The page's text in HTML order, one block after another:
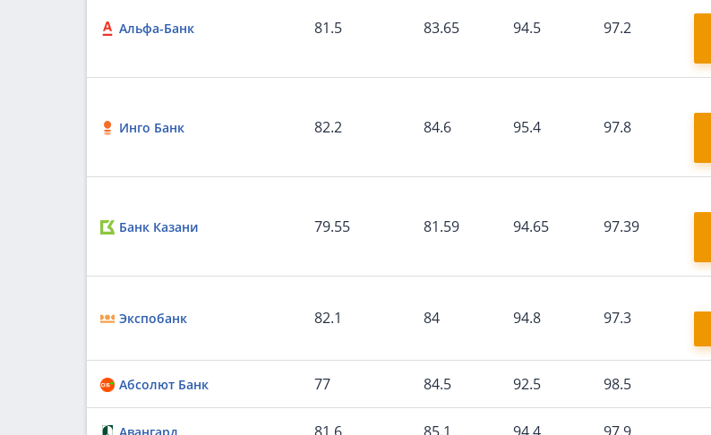
Альфа-Банк 81.5 83.65 94.5 97.2
Инго Банк 82.2 84.6 95.4 97.8
Банк Казани 79.55 81.59 94.65 97.39
Экспобанк 82.1 84 94.8 97.3
Абсолют Банк 77 84.5 92.5 98.5